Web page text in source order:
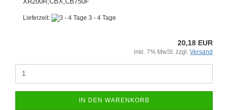
Lieferzeit: 3 - 4 Tage
20,18 EUR
inkl. 7% MwSt. zzgl. Versand
IN DEN WARENKORB